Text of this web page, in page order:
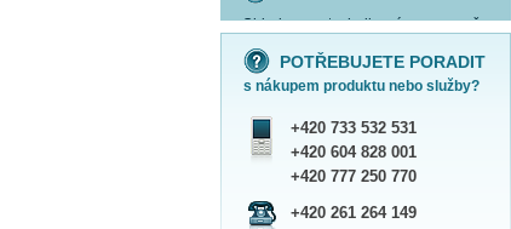
více informací »
Objednanou techniku vám expresně
Praha - DNES
ČR - ZÍTRA DO 17 HODIN
Dále zasíláme zboží Obchodním
balíkem České pošty nebo přepravní
službou PPL.
více informací »
SHOWROOM PRAHA
Náš sortiment si můžete
prohlédnout, vyzkoušet a zakoupit
více informací »
více informací »
POTŘEBUJETE PORADIT
s nákupem produktu nebo služby?
+420 733 532 531
+420 604 828 001
+420 777 250 770
+420 261 264 149